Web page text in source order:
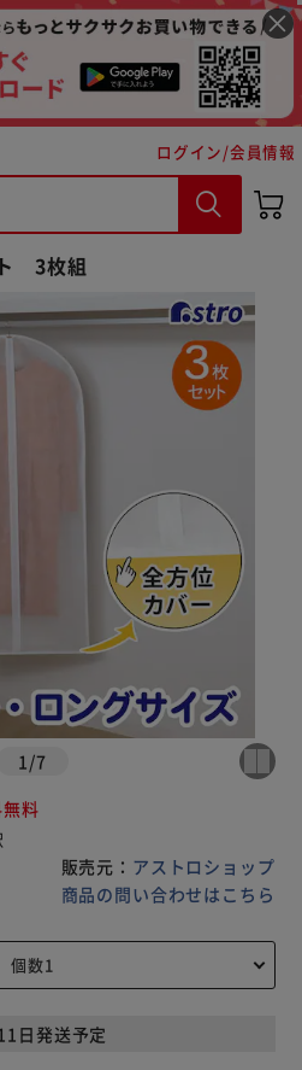
ログイン/会員情報
3枚組
1 /7
料
販売元： アストロショップ
商品の問い合わせはこちら
日発送予定
購入手続きへ